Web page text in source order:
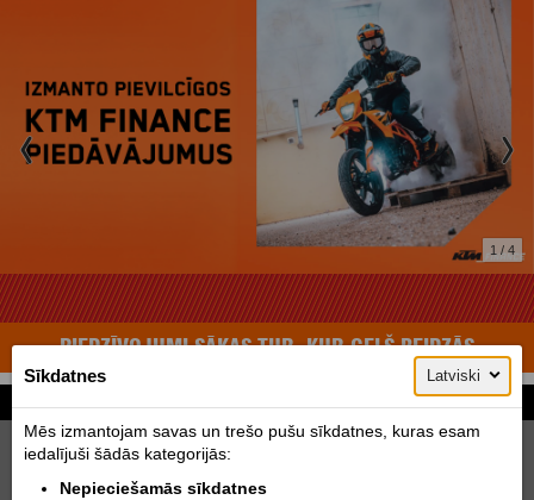
1 / 4
PIEDZĪVOJUMI SĀKAS TUR, KUR CEĻŠ BEIDZĀS
Jauni:
Lietoti:
Sīkdatnes Latviski
Mēs izmantojam savas un trešo pušu sīkdatnes, kuras esam
iedalījuši šādās kategorijās:
Nepieciešamās sīkdatnes